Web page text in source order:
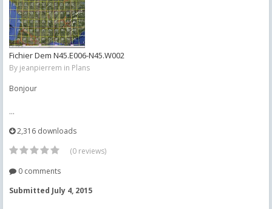
Fichier Dem N45.E006-N45.W002
By jeanpierrem in Plans
Bonjour
...
2,316 downloads
(0 reviews)
0 comments
Submitted July 4, 2015